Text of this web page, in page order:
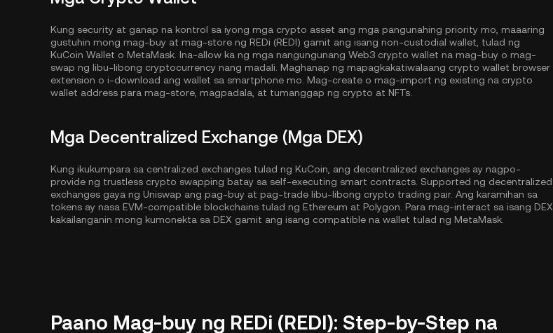
Kung security at ganap na kontrol sa iyong mga crypto asset ang mga pangunahing priority mo, maaaring
gustuhin mong mag-buy at mag-store ng REDi (REDI) gamit ang isang non-custodial wallet, tulad ng
KuCoin Wallet o MetaMask. Ina-allow ka ng mga nangungunang Web3 crypto wallet na mag-buy o mag-
swap ng libu-libong cryptocurrency nang madali. Maghanap ng mapagkakatiwalaang crypto wallet browser
extension o i-download ang wallet sa smartphone mo. Mag-create o mag-import ng existing na crypto
wallet address para mag-store, magpadala, at tumanggap ng crypto at NFTs.
Mga Decentralized Exchange (Mga DEX)
Kung ikukumpara sa centralized exchanges tulad ng KuCoin, ang decentralized exchanges ay nagpo-
provide ng trustless crypto swapping batay sa self-executing smart contracts. Supported ng decentralized
exchanges gaya ng Uniswap ang pag-buy at pag-trade libu-libong crypto trading pair. Ang karamihan sa
tokens ay nasa EVM-compatible blockchains tulad ng Ethereum at Polygon . Para mag-interact sa isang DEX,
kakailanganin mong kumonekta sa DEX gamit ang isang compatible na wallet tulad ng MetaMask.
Paano Mag-buy ng REDi (REDI): Step-by-Step na